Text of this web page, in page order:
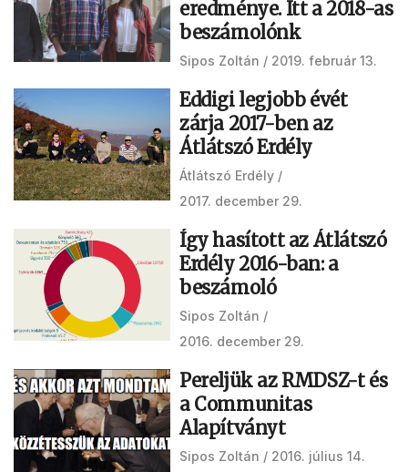
eredménye. Itt a 2018-as
beszámolónk
Sipos Zoltán 2019. február 13.
Eddigi legjobb évét
zárja 2017-ben az
Átlátszó Erdély
Átlátszó Erdély
2017. december 29.
Így hasított az Átlátszó
Erdély 2016-ban: a
beszámoló
Sipos Zoltán
2016. december 29.
Pereljük az RMDSZ-t és
a Communitas
Alapítványt
Sipos Zoltán 2016. július 14.